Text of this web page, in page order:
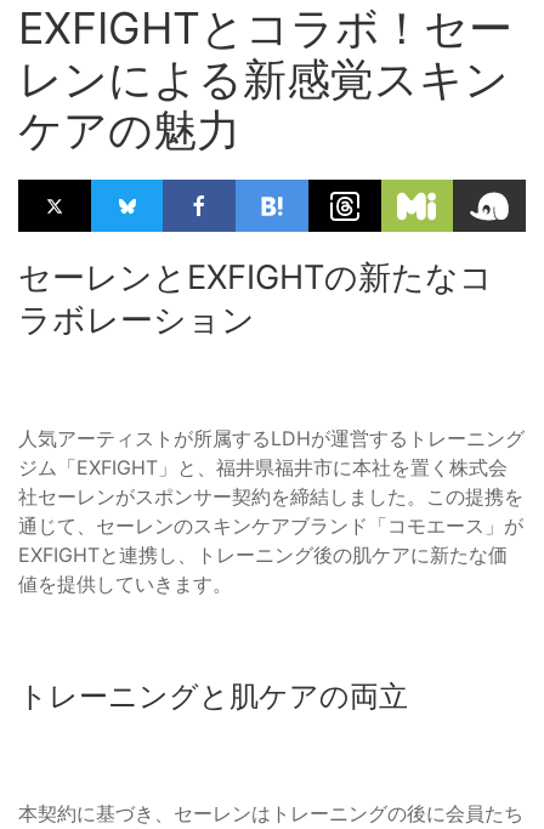
EXFIGHTとコラボ！セー
レンによる新感覚スキン
ケアの魅力
セーレンとEXFIGHTの新たなコ
ラボレーション
人気アーティストが所属するLDHが運営するトレーニング
ジム「EXFIGHT」と、福井県福井市に本社を置く株式会
社セーレンがスポンサー契約を締結しました。この提携を
通じて、セーレンのスキンケアブランド「コモエース」が
EXFIGHTと連携し、トレーニング後の肌ケアに新たな価
値を提供していきます。
トレーニングと肌ケアの両立
本契約に基づき、セーレンはトレーニングの後に会員たち